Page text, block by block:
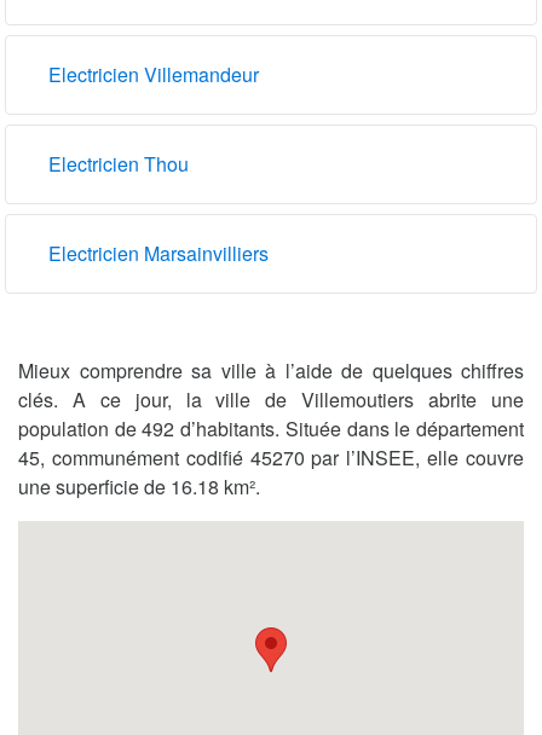
Electricien Villemandeur
Electricien Thou
Electricien Marsainvilliers
Mieux comprendre sa ville à l’aide de quelques chiffres
clés. A ce jour, la ville de Villemoutiers abrite une
population de 492 d’habitants. Située dans le département
45, communément codifié 45270 par l’INSEE, elle couvre
une superficie de 16.18 km².